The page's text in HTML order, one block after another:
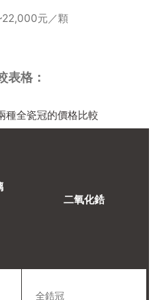
元／顆
表格：
種全瓷冠的價格比較
二氧化鋯
全鋯冠